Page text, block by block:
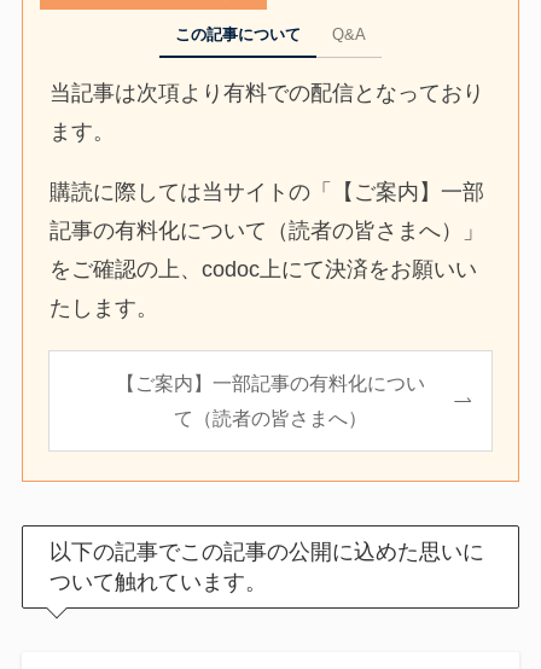
この記事について Q&A
当記事は次項より有料での配信となっており
ます。
購読に際しては当サイトの「【ご案内】一部
記事の有料化について（読者の皆さまへ）」
をご確認の上、codoc上にて決済をお願いい
たします。
【ご案内】一部記事の有料化につい
て（読者の皆さまへ）
以下の記事でこの記事の公開に込めた思いに
ついて触れています。